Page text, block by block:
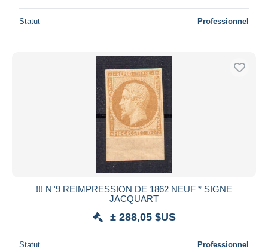
Statut Professionnel
!!! N°9 REIMPRESSION DE 1862 NEUF * SIGNE
JACQUART
± 288,05 $US
Statut Professionnel